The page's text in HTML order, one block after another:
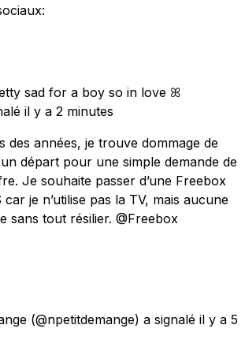
sad for a boy so in love ꕤ
il y a 2 minutes
des années, je trouve dommage de
départ pour une simple demande de
Je souhaite passer d’une Freebox
je n’utilise pas la TV, mais aucune
sans tout résilier. @Freebox
(@npetitdemange) a signalé il y a 5